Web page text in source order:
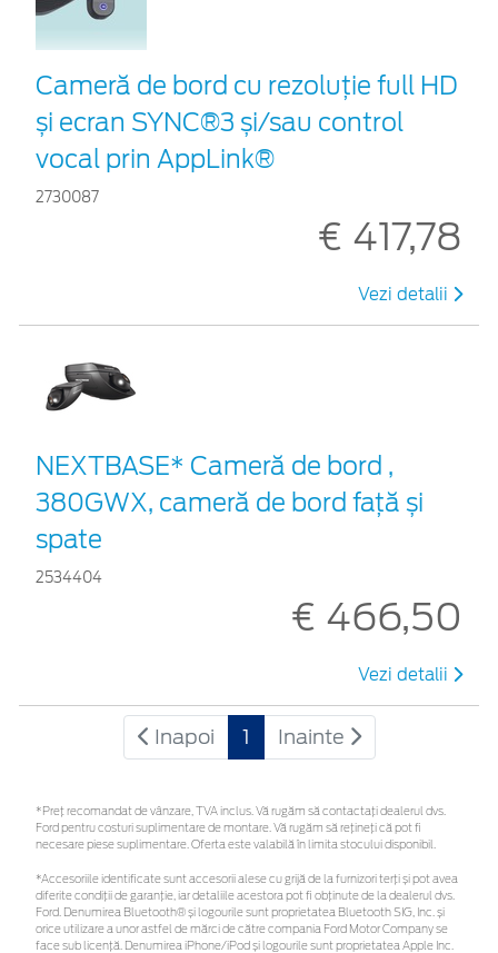
Cameră de bord cu rezoluție full HD
și ecran SYNC®3 și/sau control
vocal prin AppLink®
2730087
€ 417,78
Vezi detalii
NEXTBASE* Cameră de bord ,
380GWX, cameră de bord față și
spate
2534404
€ 466,50
Vezi detalii
Inapoi 1 Inainte
*Preţ recomandat de vânzare, TVA inclus. Vă rugăm să contactaţi dealerul dvs.
Ford pentru costuri suplimentare de montare. Vă rugăm să rețineți că pot fi
necesare piese suplimentare. Oferta este valabilă în limita stocului disponibil.
*Accesoriile identificate sunt accesorii alese cu grijă de la furnizori terți și pot avea
diferite condiții de garanție, iar detaliile acestora pot fi obținute de la dealerul dvs.
Ford. Denumirea Bluetooth® și logourile sunt proprietatea Bluetooth SIG, Inc. și
orice utilizare a unor astfel de mărci de către compania Ford Motor Company se
face sub licență. Denumirea iPhone/iPod și logourile sunt proprietatea Apple Inc.